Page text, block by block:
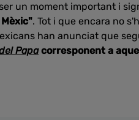
un moment important i
. Tot i que encara no
han anunciat que
Papacorresponent a